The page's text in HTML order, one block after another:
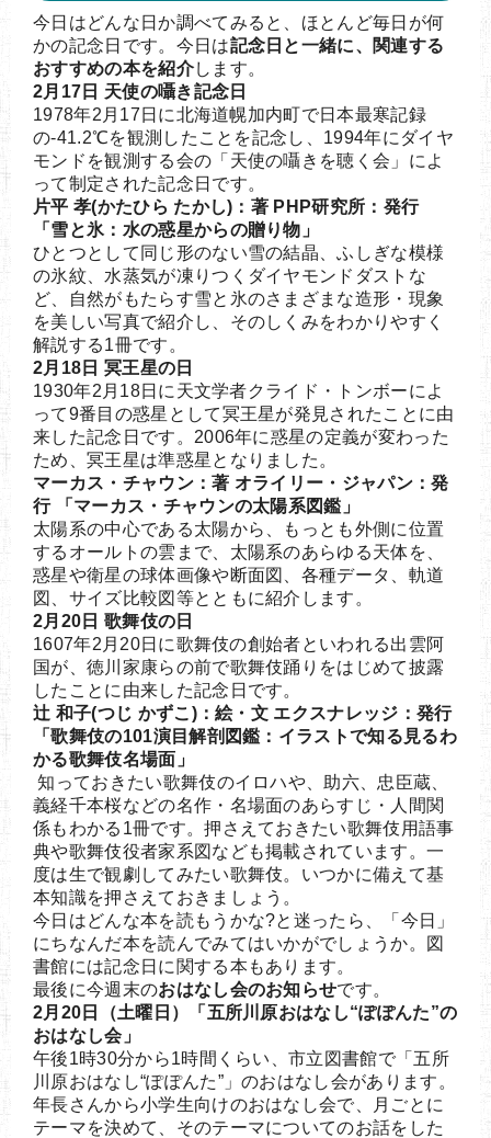
今日はどんな日か調べてみると、ほとんど毎日が何
かの記念日です。今日は記念日と一緒に、関連する
おすすめの本を紹介します。
2月17日 天使の囁き記念日
1978年2月17日に北海道幌加内町で日本最寒記録
の-41.2℃を観測したことを記念し、1994年にダイヤ
モンドを観測する会の「天使の囁きを聴く会」によ
って制定された記念日です。
片平 孝(かたひら たかし)：著 PHP研究所：発行
「雪と氷：水の惑星からの贈り物」
ひとつとして同じ形のない雪の結晶、ふしぎな模様
の氷紋、水蒸気が凍りつくダイヤモンドダストな
ど、自然がもたらす雪と氷のさまざまな造形・現象
を美しい写真で紹介し、そのしくみをわかりやすく
解説する1冊です。
2月18日 冥王星の日
1930年2月18日に天文学者クライド・トンボーによ
って9番目の惑星として冥王星が発見されたことに由
来した記念日です。2006年に惑星の定義が変わった
ため、冥王星は準惑星となりました。
マーカス・チャウン：著 オライリー・ジャパン：発
行 「マーカス・チャウンの太陽系図鑑」
太陽系の中心である太陽から、もっとも外側に位置
するオールトの雲まで、太陽系のあらゆる天体を、
惑星や衛星の球体画像や断面図、各種データ、軌道
図、サイズ比較図等とともに紹介します。
2月20日 歌舞伎の日
1607年2月20日に歌舞伎の創始者といわれる出雲阿
国が、徳川家康らの前で歌舞伎踊りをはじめて披露
したことに由来した記念日です。
辻 和子(つじ かずこ)：絵・文 エクスナレッジ：発行
「歌舞伎の101演目解剖図鑑：イラストで知る見るわ
かる歌舞伎名場面」
知っておきたい歌舞伎のイロハや、助六、忠臣蔵、
義経千本桜などの名作・名場面のあらすじ・人間関
係もわかる1冊です。押さえておきたい歌舞伎用語事
典や歌舞伎役者家系図なども掲載されています。一
度は生で観劇してみたい歌舞伎。いつかに備えて基
本知識を押さえておきましょう。
今日はどんな本を読もうかな?と迷ったら、「今日」
にちなんだ本を読んでみてはいかがでしょうか。図
書館には記念日に関する本もあります。
最後に今週末のおはなし会のお知らせです。
2月20日（土曜日）「五所川原おはなし“ぽぽんた”の
おはなし会」
午後1時30分から1時間くらい、市立図書館で「五所
川原おはなし“ぽぽんた”」のおはなし会があります。
年長さんから小学生向けのおはなし会で、月ごとに
テーマを決めて、そのテーマについてのお話をした